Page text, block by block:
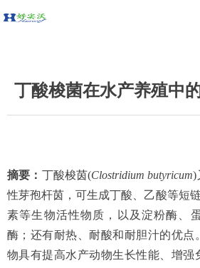
丁酸梭菌在水产养殖中
摘要： 丁酸梭茵(Clostridium butyricum)
性芽孢杆茵，可生成丁酸、乙酸等短
素等生物活性物质，以及淀粉酶、
酶；还有耐热、耐酸和耐胆汁的优点
物具有提高水产动物生长性能、增强